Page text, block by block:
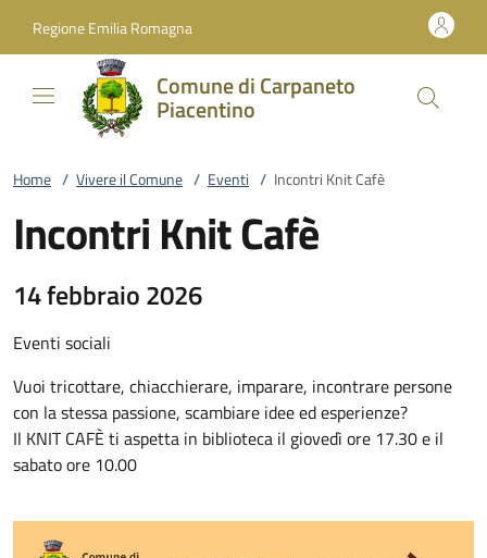
Regione Emilia Romagna
Comune di Carpaneto
Piacentino
Home / Vivere il Comune / Eventi / Incontri Knit Cafè
Incontri Knit Cafè
14 febbraio 2026
Eventi sociali
Vuoi tricottare, chiacchierare, imparare, incontrare persone
con la stessa passione, scambiare idee ed esperienze?
Il KNIT CAFÈ ti aspetta in biblioteca il giovedì ore 17.30 e il
sabato ore 10.00